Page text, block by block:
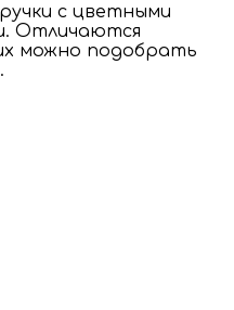
с цветными
Отличаются
можно подобрать